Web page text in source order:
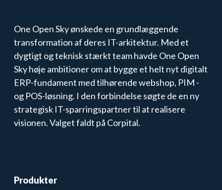
One Open Sky ønskede en grundlæggende
transformation af deres IT-arkitektur. Med et
dygtigt og teknisk stærkt team havde One Open
Sky høje ambitioner om at bygge et helt nyt digitalt
ERP-fundament med tilhørende webshop, PIM -
og POS-løsning. I den forbindelse søgte de en ny
strategisk IT-sparringspartner til at realisere
visionen. Valget faldt på Corpital.
Produkter